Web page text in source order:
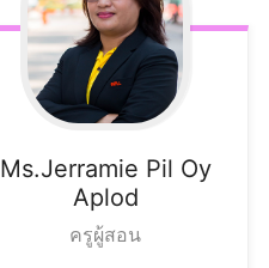
Ms.Jerramie Pil Oy
Aplod
ครูผู้สอน